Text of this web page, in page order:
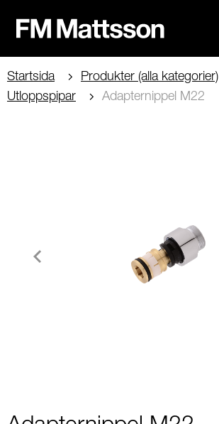
Startsida
Produkter (alla kategorier)
Utloppspipar
Adapternippel M22